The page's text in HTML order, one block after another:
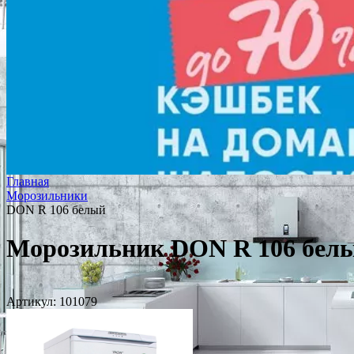
Главная
Морозильники
DON R 106 белый
Морозильник DON R 106
Артикул: 101079